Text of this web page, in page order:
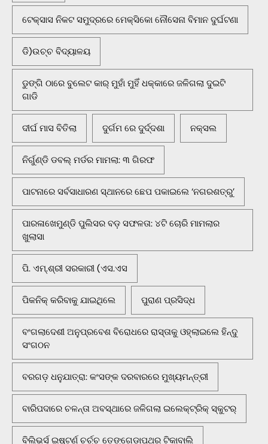
ଟେକ୍ସାସ ନିକଟ ସମୁଦ୍ରରେ ମେକ୍ସିକୋ ନୌସେନା ବିମାନ ଦୁର୍ଘଟଣା
ଡି)ଉଚ୍ଚ ବିଦ୍ୟାଳୟ
ଡୁଙ୍ଗି ଠାରେ ବୁଲେଟ କାର୍ ମୁହାଁ ମୁହିଁ ଧକ୍କାରେ ଜଳିଗଲା ଦୁଇଟି
ଗାଡି
ଦୀର୍ଘ ମାସ ବିତିଲା ଦୁର୍ଗମ ରେ ଦୁର୍ଦ୍ଦଶା ନକ୍ସଲ
ନିର୍ଗୁଣ୍ଡି ଡବଲ୍ ମର୍ଡର ମାମଲା: ୩ ଗିରଫ
ପାଟନାରେ ସର୍ବସାଧାରଣ ସ୍ଥାନରେ ଛେପ ପକାଇଲେ ‘ନଗରଶତ୍ରୁ’
ପାରଳାଖେମୁଣ୍ଡି ପୁଲିସର ବଡ଼ ସଫଳତା: ୪ଟି ଚୋରି ମାମଲାର
ଖୁଲାସା
ପି. ଏମ୍.ଶ୍ରୀ ସରକାରୀ (ଏସ.ଏସ
ପିକନିକ୍‌ କରିବାକୁ ଯାଇଥିଲେ ପୁରାଣ ପ୍ରସିଦ୍ଧ
ବଂଗଲାଦେଶୀ ଅନୁପ୍ରବେଶ ବିରୋଧରେ ରାସ୍ତାକୁ ଓହ୍ଲାଇଲେ ହିନ୍ଦୁ
ସଂଗଠନ
ବରଗଡ଼ ଧନୁଯାତ୍ରା: କଂସଙ୍କ ଦରବାରରେ ମୁଖ୍ୟମନ୍ତ୍ରୀ
ବାରିପଦାରେ ଚଳନ୍ତା ଅବସ୍ଥାରେ ଜଳିଗଲା ଇଲେକ୍ଟ୍ରିକ୍ ସ୍କୁଟର୍
ବିଲିଭର୍ସ ଇଷ୍ଟର୍ଣ ଚର୍ଚ୍ଚ ତେଙ୍ଗେଡ଼ାପଥର ଟିକାବାଲି